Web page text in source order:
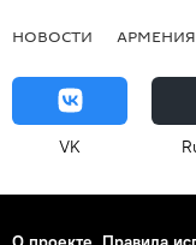
НОВОСТИ АРМЕНИЯ
VK